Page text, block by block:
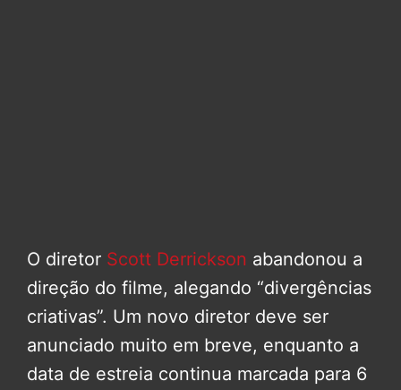
O diretor Scott Derrickson abandonou a
direção do filme, alegando “divergências
criativas”. Um novo diretor deve ser
anunciado muito em breve, enquanto a
data de estreia continua marcada para 6